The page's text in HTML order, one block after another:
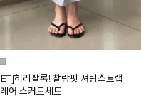
허리잘록! 찰랑핏 셔링스트랩
어 스커트세트